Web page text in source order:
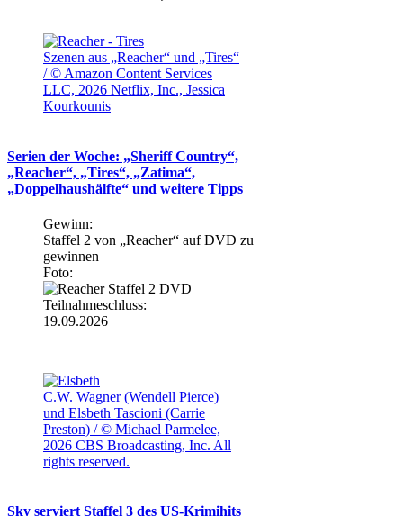
Szenen aus „Reacher“ und „Tires“
/ © Amazon Content Services
LLC, 2026 Netflix, Inc., Jessica
Kourkounis
Serien der Woche: „Sheriff Country“,
„Reacher“, „Tires“, „Zatima“,
„Doppelhaushälfte“ und weitere Tipps
Gewinn:
Staffel 2 von „Reacher“ auf DVD zu
gewinnen
Foto:
Teilnahmeschluss:
19.09.2026
C.W. Wagner (Wendell Pierce)
und Elsbeth Tascioni (Carrie
Preston) / © Michael Parmelee,
2026 CBS Broadcasting, Inc. All
rights reserved.
Sky serviert Staffel 3 des US-Krimihits